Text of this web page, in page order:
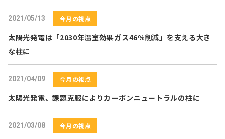
2021/05/13 今月の視点
太陽光発電は「2030年温室効果ガス46%削減」を支える大き
な柱に
2021/04/09 今月の視点
太陽光発電、課題克服によりカーボンニュートラルの柱に
2021/03/08 今月の視点